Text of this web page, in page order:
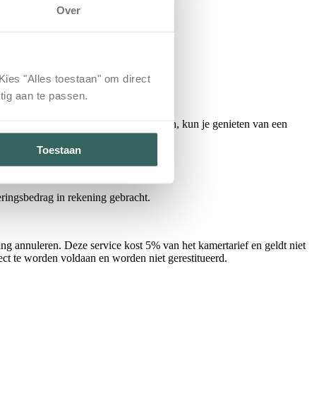
Over
"Alles toestaan" om direct
aan te passen.
Toestaan
ontbijt niet aan boord plaatsvinden, kun je genieten van een
in rekening gebracht.
annuleren. Deze service kost 5% van het kamertarief en geldt niet
te worden voldaan en worden niet gerestitueerd.